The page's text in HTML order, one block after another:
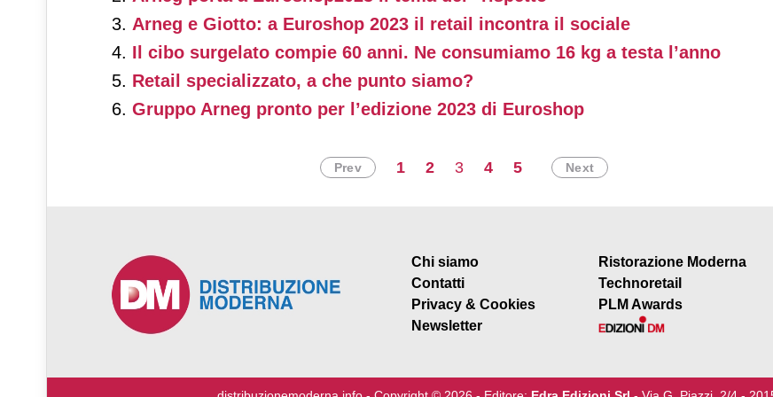
principali capoluoghi di provincia.
Arneg e Giotto: a Euroshop 2023 il retail incontra il sociale
Il cibo surgelato compie 60 anni. Ne consumiamo 16 kg a testa l’anno
Retail specializzato, a che punto siamo?
Gruppo Arneg pronto per l’edizione 2023 di Euroshop
Prev 1 2 3 4 5 Next
Chi siamo
Contatti
Privacy & Cookies
Newsletter
Ristorazione Moderna
Technoretail
PLM Awards